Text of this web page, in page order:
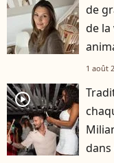
de
de la
1 août
player2